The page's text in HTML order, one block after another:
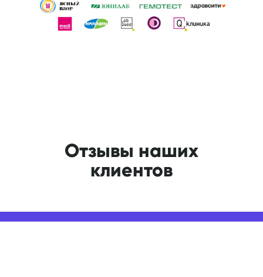
Отзывы наших
клиентов